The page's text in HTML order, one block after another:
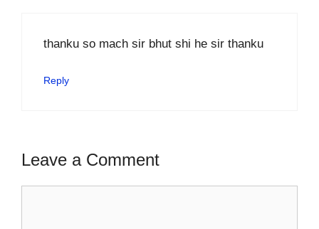
thanku so mach sir bhut shi he sir thanku
Reply
Leave a Comment